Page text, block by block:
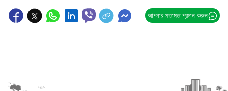
আপনার মতামত প্রদান করুন